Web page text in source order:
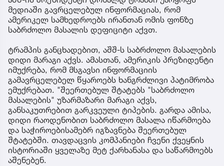
მედიაში გავრცელებულ ინფორმაციას, რომ
ამერიკელ სამხედროებს ირანთან ომის ფონზე
საბრძოლო მასალის დეფიციტი აქვთ.
ტრამპის განცხადებით, აშშ-ს საბრძოლო მასალების
დიდი მარაგი აქვს. ამასთან, ამერიკის პრეზიდენტი
იმუქრება, რომ მსგავსი ინფორმაციის
გამავრცელებელ წყაროებს ხანგრძლივი პატიმრობა
ემუქრებათ. "შეერთებულ შტატებს "საბრძოლო
მასალების" უზარმაზარი მარაგი აქვს,
განსაკუთრებით გარკვეული ტიპების. გარდა ამისა,
დიდი რაოდენობით საბრძოლო მასალა იწარმოება
და საჭიროებისამებრ იგზავნება შეერთებულ
შტატებში. თავდაცვის კომპანიები ჩვენი ქვეყნის
ისტორიაში ყველაზე მეტ ქარხანასა და საწარმოებს
აშენებენ.